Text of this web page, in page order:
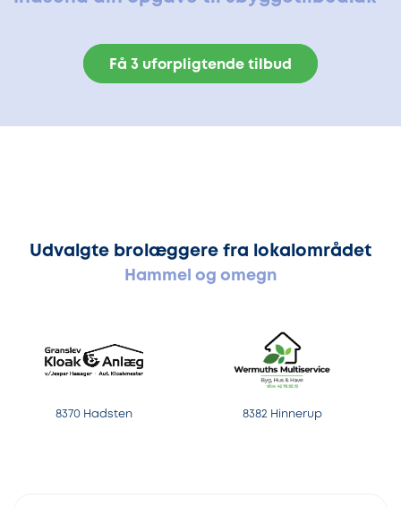
Få 3 uforpligtende tilbud
Udvalgte brolæggere fra lokalområdet
Hammel og omegn
8370 Hadsten 8382 Hinnerup